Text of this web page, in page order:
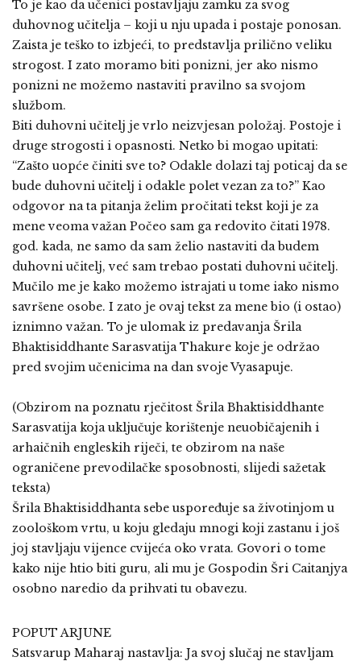
To je kao da učenici postavljaju zamku za svog
duhovnog učitelja – koji u nju upada i postaje ponosan.
Zaista je teško to izbjeći, to predstavlja prilično veliku
strogost. I zato moramo biti ponizni, jer ako nismo
ponizni ne možemo nastaviti pravilno sa svojom
službom.
Biti duhovni učitelj je vrlo neizvjesan položaj. Postoje i
druge strogosti i opasnosti. Netko bi mogao upitati:
“Zašto uopće činiti sve to? Odakle dolazi taj poticaj da se
bude duhovni učitelj i odakle polet vezan za to?” Kao
odgovor na ta pitanja želim pročitati tekst koji je za
mene veoma važan Počeo sam ga redovito čitati 1978.
god. kada, ne samo da sam želio nastaviti da budem
duhovni učitelj, već sam trebao postati duhovni učitelj.
Mučilo me je kako možemo istrajati u tome iako nismo
savršene osobe. I zato je ovaj tekst za mene bio (i ostao)
iznimno važan. To je ulomak iz predavanja Šrila
Bhaktisiddhante Sarasvatija Thakure koje je održao
pred svojim učenicima na dan svoje Vyasapuje.
(Obzirom na poznatu rječitost Šrila Bhaktisiddhante
Sarasvatija koja uključuje korištenje neuobičajenih i
arhaičnih engleskih riječi, te obzirom na naše
ograničene prevodilačke sposobnosti, slijedi sažetak
teksta)
Šrila Bhaktisiddhanta sebe uspoređuje sa životinjom u
zoološkom vrtu, u koju gledaju mnogi koji zastanu i još
joj stavljaju vijence cvijeća oko vrata. Govori o tome
kako nije htio biti guru, ali mu je Gospodin Šri Caitanjya
osobno naredio da prihvati tu obavezu.
POPUT ARJUNE
Satsvarup Maharaj nastavlja: Ja svoj slučaj ne stavljam